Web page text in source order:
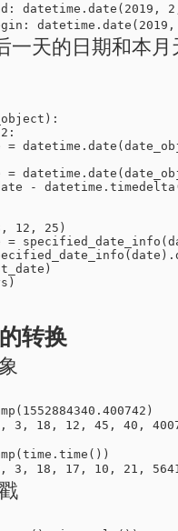
datetime.date(2019,
一天的日期和本月
=
=
-
12, 25)
=
转换
3, 18, 12, 45, 40,